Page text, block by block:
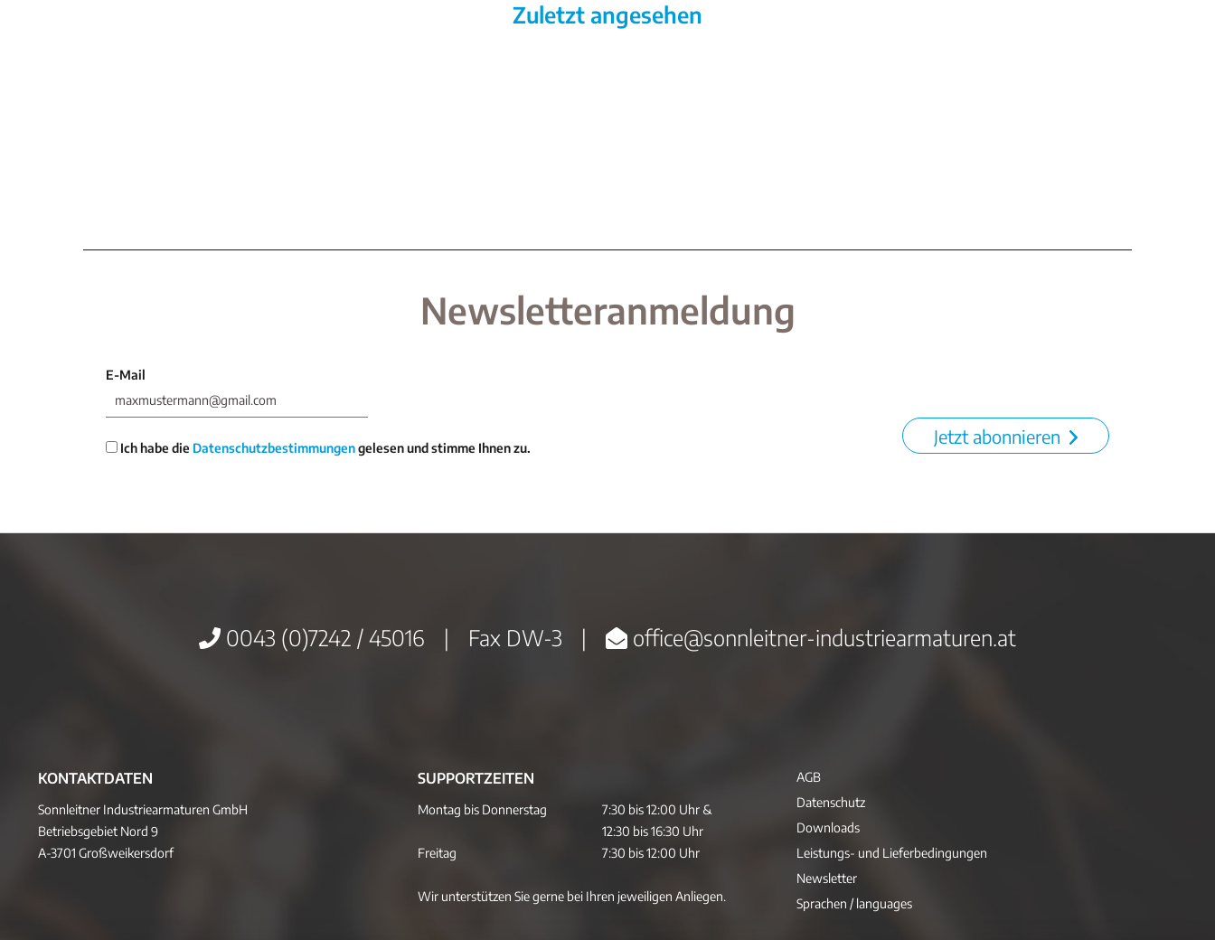
Zuletzt angesehen
Newsletteranmeldung
E-Mail
Ich habe die Datenschutzbestimmungengelesen und stimme Ihnen zu.
Jetzt abonnieren
0043 (0)7242 / 45016 | Fax DW-3 | office@sonnleitner-industriearmaturen.at
KONTAKTDATEN
Sonnleitner Industriearmaturen GmbH
Betriebsgebiet Nord 9
A-3701 Großweikersdorf
SUPPORTZEITEN
Montag bis Donnerstag
7:30 bis 12:00 Uhr &
12:30 bis 16:30 Uhr
Freitag
7:30 bis 12:00 Uhr
Wir unterstützen Sie gerne bei Ihren jeweiligen Anliegen.
AGB
Datenschutz
Downloads
Leistungs- und Lieferbedingungen
Newsletter
Sprachen / languages